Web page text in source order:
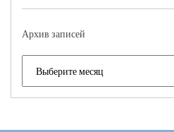
Архив записей